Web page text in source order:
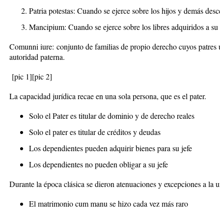
Patria potestas: Cuando se ejerce sobre los hijos y demás
Mancipium: Cuando se ejerce sobre los libres adquiridos a
Comunni iure: conjunto de familias de propio derecho cuyos
autoridad paterna.
[pic 1][pic 2]
La capacidad jurídica recae en una sola persona, que es el pater.
Solo el Pater es titular de dominio y de derecho reales
Solo el pater es titular de créditos y deudas
Los dependientes pueden adquirir bienes para su jefe
Los dependientes no pueden obligar a su jefe
Durante la época clásica se dieron atenuaciones y excepciones a
El matrimonio cum manu se hizo cada vez más raro